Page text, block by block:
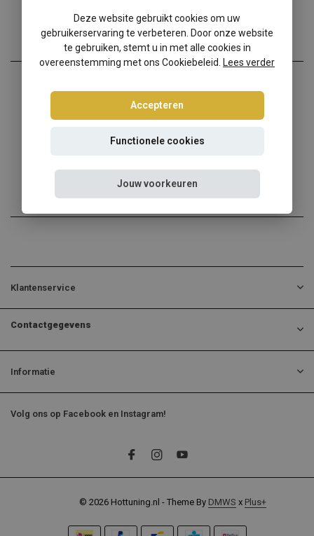
Chrysler PT Cruiser windscherm beige
✔️ Gratis verzending ...
€159,00
Klantenservice
Contactgegevens
Informatie
Volg ons op Facebook en Instagram!
© 2026 Hottuning.nl - Theme By DMWS x Plus+
Deze website gebruikt cookies om uw
gebruikerservaring te verbeteren. Door onze website
te gebruiken, stemt u in met alle cookies in
overeenstemming met ons Cookiebeleid.
Lees verder
Accepteren
Functionele cookies
Jouw voorkeuren